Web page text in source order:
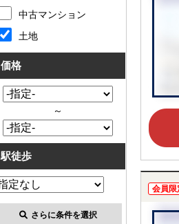
会員限
中古マンション
土地
価格
～
駅徒歩
さらに条件を選択